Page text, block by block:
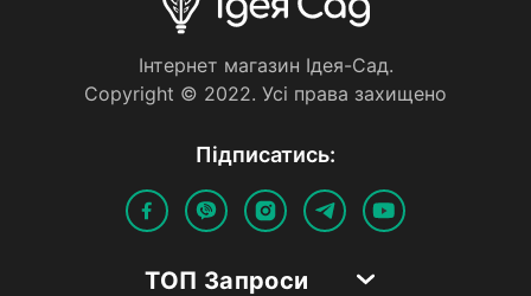
Iнтернет магазин Iдея-Сад.
Copyright © 2022. Усi права захищено
Пiдписатись:
ТОП Запроси